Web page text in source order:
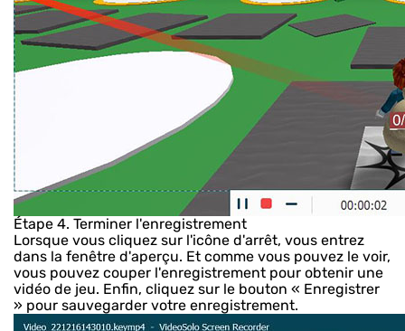
Étape 4. Terminer l'enregistrement
Lorsque vous cliquez sur l'icône d'arrêt, vous entrez
dans la fenêtre d'aperçu. Et comme vous pouvez le voir,
vous pouvez couper l'enregistrement pour obtenir une
vidéo de jeu. Enfin, cliquez sur le bouton « Enregistrer
» pour sauvegarder votre enregistrement.